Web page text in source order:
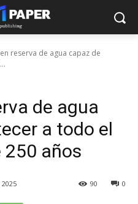
reserva de agua capaz de
de agua
a todo el
años
0
90